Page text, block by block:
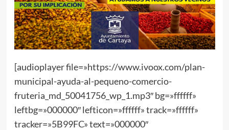
[audioplayer file=»https://www.ivoox.com/plan-
municipal-ayuda-al-pequeno-comercio-
fruteria_md_50041756_wp_1.mp3″ bg=»ffffff»
leftbg=»000000″ lefticon=»ffffff» track=»ffffff»
tracker=»5B99FC» text=»000000″